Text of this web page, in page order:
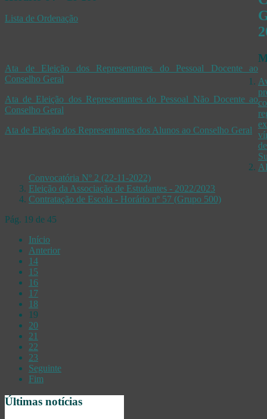
Lista de Ordenação
Ata de Eleição dos Representantes do Pessoal Docente ao
Conselho Geral
Ata de Eleição dos Representantes do Pessoal Não Docente ao
Conselho Geral
Ata de Eleição dos Representantes dos Alunos ao Conselho Geral
Convocatória Nº 2 (22-11-2022)
Eleição da Associação de Estudantes - 2022/2023
Contratação de Escola - Horário nº 57 (Grupo 500)
Pág. 19 de 45
Início
Anterior
14
15
16
17
18
19
20
21
22
23
Seguinte
Fim
Últimas notícias